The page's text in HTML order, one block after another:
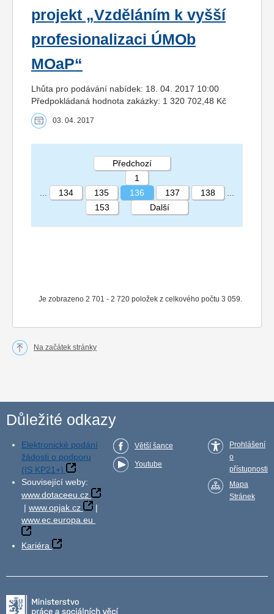
projekt „Vzděláním k vyšší
profesionalizaci ÚMOb
MOaP“
Lhůta pro podávání nabídek: 18. 04. 2017 10:00
Předpokládaná hodnota zakázky: 1 320 702,48 Kč
03. 04. 2017
STRÁNKA 136 153
Je zobrazeno 2 701 - 2 720 položek z celkového počtu 3 059.
Předchozí
1
134 135 136 137 138
153
Další
Na začátek stránky
Důležité odkazy
Elektronické podání
žádosti o podporu
(IS KP21+)
Související weby:
www.dotaceeu.cz
| www.opjak.cz
|
www.ec.europa.eu
Kariéra
Větší šance
Youtube
Prohlášení
o
přístupnosti
Mapa
Stránek